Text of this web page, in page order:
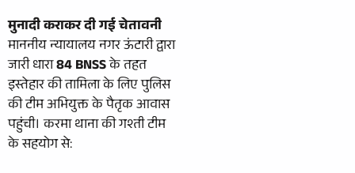
मुनादी कराकर दी गई चेतावनी
माननीय न्यायालय नगर ऊंटारी द्वारा
जारी धारा84 BNSSके तहत
इस्तेहार की तामिला के लिए पुलिस
की टीम अभियुक्त के पैतृक आवास
पहुंची। करमा थाना की गश्ती टीम
के सहयोग से: